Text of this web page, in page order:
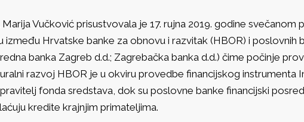
Vučković prisustvovala je 17. rujna 2019. godine svečanom
između Hrvatske banke za obnovu i razvitak (HBOR) i poslovnih
banka Zagreb d.d.; Zagrebačka banka d.d.) čime počinje
razvoj HBOR je u okviru provedbe financijskog instrumenta
fonda sredstava, dok su poslovne banke financijski
kredite krajnjim primateljima.